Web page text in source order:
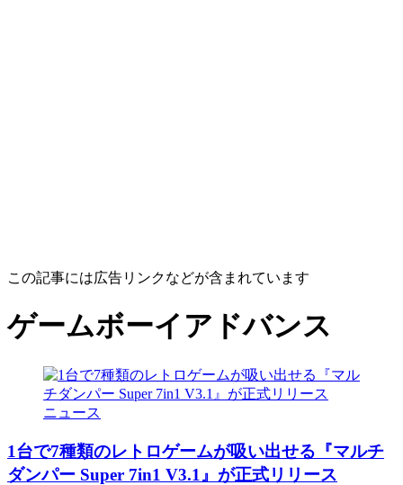
この記事には広告リンクなどが含まれています
ゲームボーイアドバンス
ニュース
1台で7種類のレトロゲームが吸い出せる『マルチ
ダンパー Super 7in1 V3.1』が正式リリース